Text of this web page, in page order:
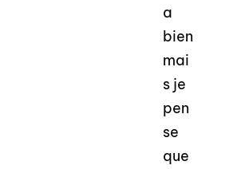
a
bien
mai
s je
pen
se
que